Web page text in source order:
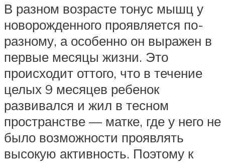
В разном возрасте тонус мышц у
новорожденного проявляется по-
разному, а особенно он выражен в
первые месяцы жизни. Это
происходит оттого, что в течение
целых 9 месяцев ребенок
развивался и жил в тесном
пространстве — матке, где у него не
было возможности проявлять
высокую активность. Поэтому к